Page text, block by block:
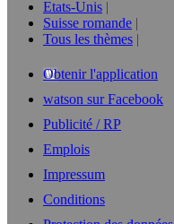
Etats-Unis
Suisse romande
Tous les thèmes
Obtenir l'application
watson sur Facebook
Publicité / RP
Emplois
Impressum
Conditions